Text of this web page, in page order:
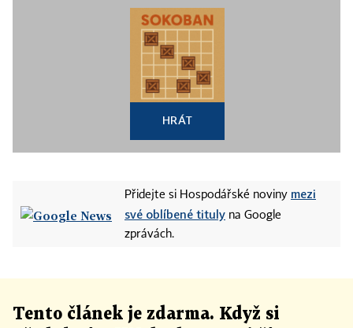
HRÁT
Přidejte si Hospodářské noviny mezi
své oblíbené tituly na Google
zprávách.
Tento článek je zdarma. Když si